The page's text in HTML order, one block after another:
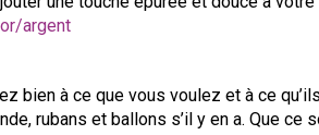
argent
bien à ce que vous voulez et à ce qu’ils
rubans et ballons s’il y en a. Que ce